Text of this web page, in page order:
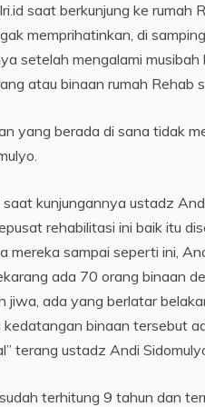
saat berkunjung ke rumah
memprihatinkan, di
setelah mengalami
atau binaan rumah Rehab
yang berada di sana tidak
kunjungannya ustadz
rehabilitasi ini baik itu
mereka sampai seperti ini,
ada 70 orang binaan
ada yang berlatar
binaan tersebut
terang ustadz Andi
terhitung 9 tahun dan